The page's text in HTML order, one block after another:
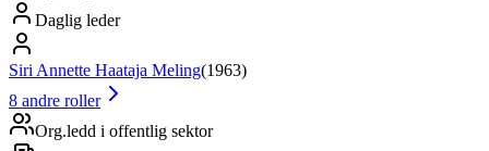
Daglig leder
Siri Annette Haataja Meling(1963)
8 andre roller
Org.ledd i offentlig sektor